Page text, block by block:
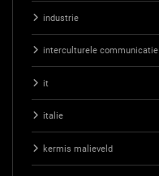
industrie
interculturele communicatie
it
italie
kermis malieveld